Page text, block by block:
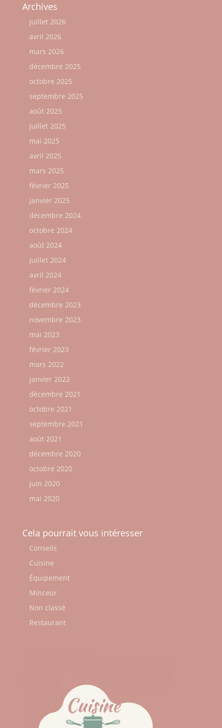
Archives
juillet 2026
avril 2026
mars 2026
décembre 2025
octobre 2025
septembre 2025
août 2025
juillet 2025
mai 2025
avril 2025
mars 2025
février 2025
janvier 2025
décembre 2024
octobre 2024
août 2024
juillet 2024
avril 2024
février 2024
décembre 2023
novembre 2023
mai 2023
février 2023
mars 2022
janvier 2022
décembre 2021
octobre 2021
septembre 2021
août 2021
décembre 2020
octobre 2020
juin 2020
mai 2020
Cela pourrait vous intéresser
Conseils
Cuisine
Équipement
Minceur
Non classé
Restaurant